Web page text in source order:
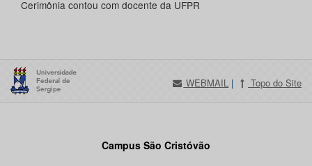
Cerimônia contou com docente da UFPR
WEBMAIL | Topo do Site
Campus São Cristóvão